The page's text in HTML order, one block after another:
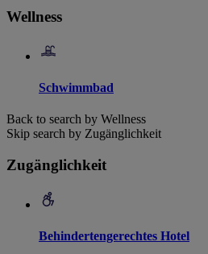
Wellness
Schwimmbad
Back to search by Wellness
Skip search by Zugänglichkeit
Zugänglichkeit
Behindertengerechtes Hotel